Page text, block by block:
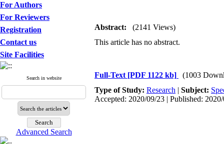
For Authors
For Reviewers
Registration
Contact us
Site Facilities
Search in website
Advanced Search
Abstract:
(2141 Views)
This article has no abstract.
Full-Text [PDF 1122 kb]
(1003
Type of Study: Research | Subject:
Accepted: 2020/09/23 | Published: